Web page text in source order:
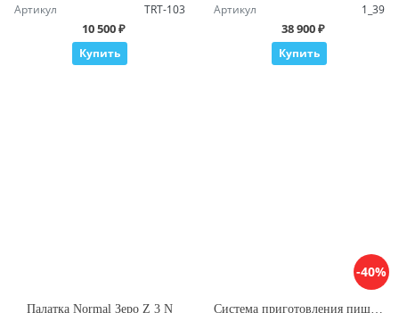
Артикул TRT-103
10 500 ₽
Купить
Артикул 1_39
38 900 ₽
Купить
Палатка Normal Зеро Z 3 N
-40%
Система приготовления пищи Fire-Maple Star X5 Blue